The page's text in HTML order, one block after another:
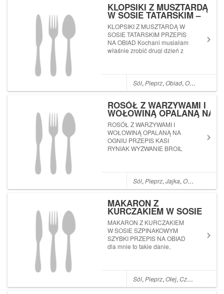
KLOPSIKI Z MUSZTARDĄ
W SOSIE TATARSKIM –
PRZEPIS NA OBIAD
KLOPSIKI Z MUSZTARDĄ W
SOSIE TATARSKIM PRZEPIS
NA OBIAD Kochani musiałam
właśnie zrobić drugi dzień z
Sól,Pieprz,Obiad,Olej
ROSÓŁ Z WARZYWAMI I
WOŁOWINĄ OPALANĄ NA
OGNIU – PRZEPIS KASI
RYNIAK – WYZWANIE
BROIL KING KEG
ROSÓŁ Z WARZYWAMI I
WOŁOWINĄ OPALANĄ NA
OGNIU PRZEPIS KASI
RYNIAK WYZWANIE BROIL
przygotowują potrawy z grilla
BROIL KING KEG(więcej
Sól,Pieprz,Jajka,Obiad
MAKARON Z
KURCZAKIEM W SOSIE
SZPINAKOWYM –
SZYBKI PRZEPIS NA
OBIAD
MAKARON Z KURCZAKIEM
W SOSIE SZPINAKOWYM
SZYBKI PRZEPIS NA OBIAD
dla mnie to takie danie,
Sól,Pieprz,Olej,Czosnek